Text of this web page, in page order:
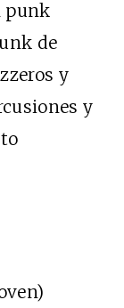
punk
de
y
y